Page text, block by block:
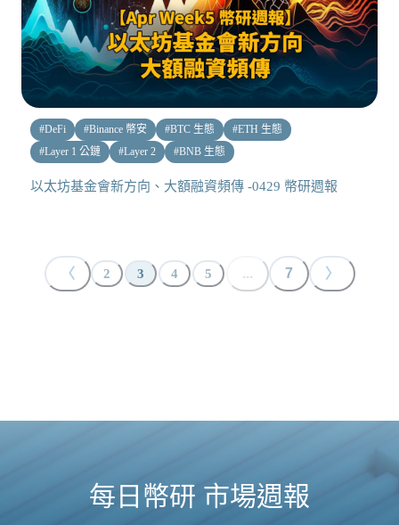
#DeFi #Binance 幣安 #BTC 生態 #ETH 生態
#Layer 1 公鏈 #Layer 2 #BNB 生態
以太坊基金會新方向、大額融資頻傳 -0429 幣研週報
〈 2 3 4 5 ... 7 〉
每日幣研 市場週報